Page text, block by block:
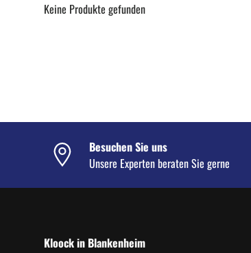
Keine Produkte gefunden
Besuchen Sie uns
Unsere Experten beraten Sie gerne
Kloock in Blankenheim